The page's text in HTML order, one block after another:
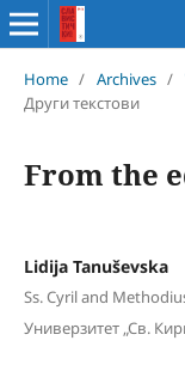
Home / Archives /
Други текстови
From the
Lidija Tanuševska
Ss. Cyril and
Универзитет „Св.